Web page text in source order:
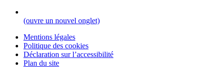
(ouvre un nouvel onglet)
Mentions légales
Politique des cookies
Déclaration sur l’accessibilité
Plan du site